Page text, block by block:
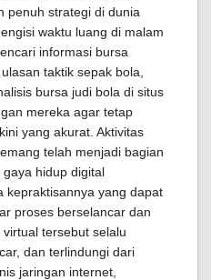
penuh strategi di dunia
waktu luang di malam
informasi bursa
taktik sepak bola,
bursa judi bola di situs
mereka agar tetap
yang akurat. Aktivitas
telah menjadi bagian
hidup digital
kepraktisannya yang dapat
proses berselancar dan
tersebut selalu
dan terlindungi dari
jaringan internet,